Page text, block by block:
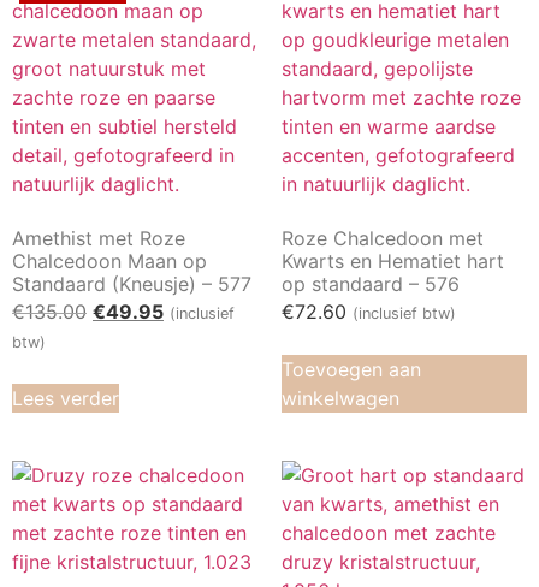
Amethist met Roze
Chalcedoon Maan op
Standaard (Kneusje) – 577
€135.00 €49.95 (inclusief
btw)
Lees verder
Roze Chalcedoon met
Kwarts en Hematiet hart
op standaard – 576
€72.60 (inclusief btw)
Toevoegen aan
winkelwagen